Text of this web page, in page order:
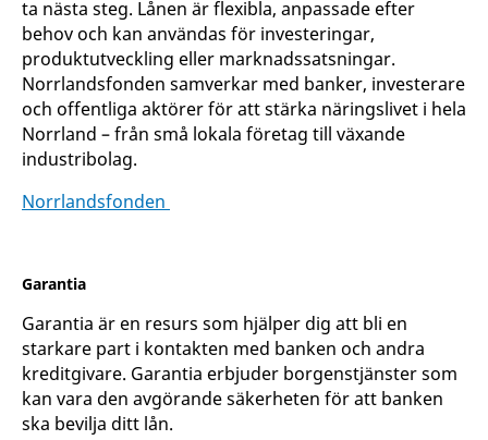
ta nästa steg. Lånen är flexibla, anpassade efter
behov och kan användas för investeringar,
produktutveckling eller marknadssatsningar.
Norrlandsfonden samverkar med banker, investerare
och offentliga aktörer för att stärka näringslivet i hela
Norrland – från små lokala företag till växande
industribolag.
Norrlandsfonden
Garantia
Garantia är en resurs som hjälper dig att bli en
starkare part i kontakten med banken och andra
kreditgivare. Garantia erbjuder borgenstjänster som
kan vara den avgörande säkerheten för att banken
ska bevilja ditt lån.